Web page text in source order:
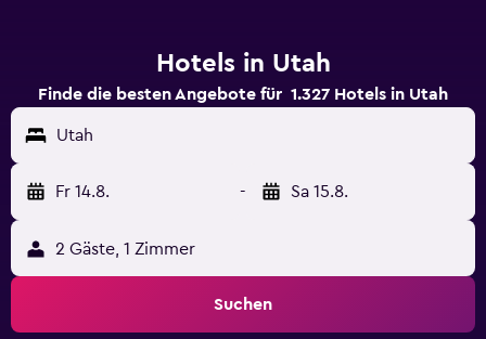
Hotels in Utah
Finde die besten Angebote für 1.327 Hotels in Utah
Utah
Fr 14.8. - Sa 15.8.
2 Gäste, 1 Zimmer
Suchen